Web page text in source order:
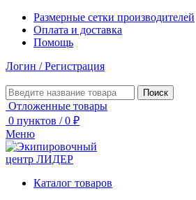
Размерные сетки производителей
Оплата и доставка
Помощь
Логин / Регистрация
Поиск
Отложенные товары
0 пунктов / 0 ₽
Меню
Каталог товаров